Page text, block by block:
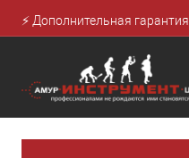
⚡ Дополнительная гарантия